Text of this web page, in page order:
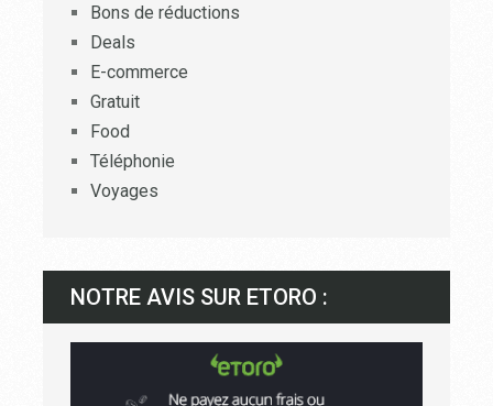
Bons de réductions
Deals
E-commerce
Gratuit
Food
Téléphonie
Voyages
NOTRE AVIS SUR ETORO :